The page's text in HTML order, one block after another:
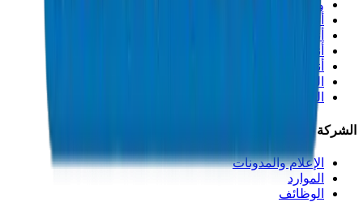
وصلات مجاري PVC
أنابيب القنوات PVC
أنابيب PP-R
أنابيب HDPE
أنابيب PEX
التصنيعات والإكسسوارات
المذيبات
الشركة
الإعلام والمدونات
الموارد
الوظائف